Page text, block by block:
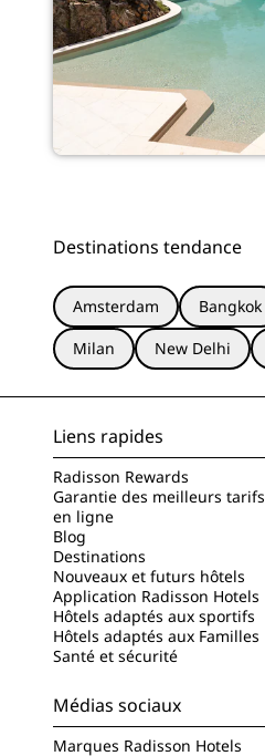
Destinations tendance
Amsterdam Bangkok
Milan
New Delhi
Liens rapides
Radisson Rewards
Garantie des meilleurs tarifs
en ligne
Blog
Destinations
Nouveaux et futurs hôtels
Application Radisson Hotels
Hôtels adaptés aux sportifs
Hôtels adaptés aux Familles
Santé et sécurité
Médias sociaux
Marques Radisson Hotels